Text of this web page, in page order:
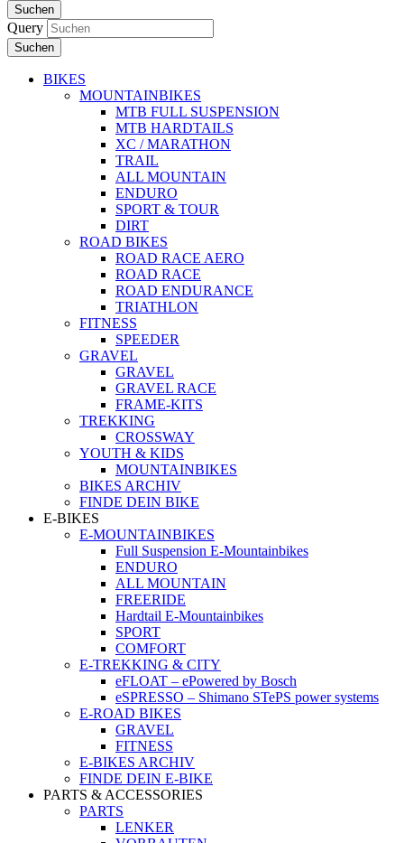
Suchen
Query
Suchen
BIKES
MOUNTAINBIKES
MTB FULL SUSPENSION
MTB HARDTAILS
XC / MARATHON
TRAIL
ALL MOUNTAIN
ENDURO
SPORT & TOUR
DIRT
ROAD BIKES
ROAD RACE AERO
ROAD RACE
ROAD ENDURANCE
TRIATHLON
FITNESS
SPEEDER
GRAVEL
GRAVEL
GRAVEL RACE
FRAME-KITS
TREKKING
CROSSWAY
YOUTH & KIDS
MOUNTAINBIKES
BIKES ARCHIV
FINDE DEIN BIKE
E-BIKES
E-MOUNTAINBIKES
Full Suspension E-Mountainbikes
ENDURO
ALL MOUNTAIN
FREERIDE
Hardtail E-Mountainbikes
SPORT
COMFORT
E-TREKKING & CITY
eFLOAT – ePowered by Bosch
eSPRESSO – Shimano STePS power systems
E-ROAD BIKES
GRAVEL
FITNESS
E-BIKES ARCHIV
FINDE DEIN E-BIKE
PARTS & ACCESSORIES
PARTS
LENKER